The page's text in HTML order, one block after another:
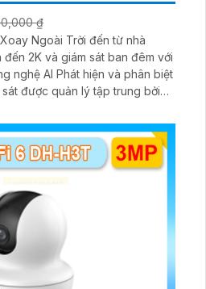
₫
Ngoài Trời đến từ nhà
2K và giám sát ban đêm với
nghệ AI Phát hiện và phân biệt
được quản lý tập trung bởi